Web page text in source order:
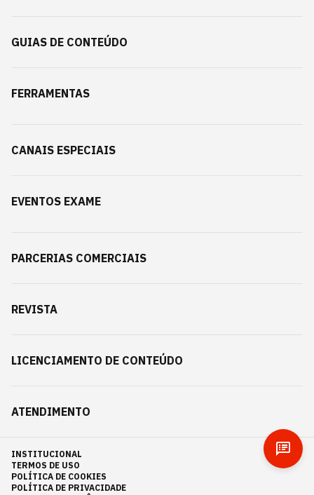
GUIAS DE CONTEÚDO
FERRAMENTAS
CANAIS ESPECIAIS
EVENTOS EXAME
PARCERIAS COMERCIAIS
REVISTA
LICENCIAMENTO DE CONTEÚDO
ATENDIMENTO
INSTITUCIONAL
TERMOS DE USO
POLÍTICA DE COOKIES
POLÍTICA DE PRIVACIDADE